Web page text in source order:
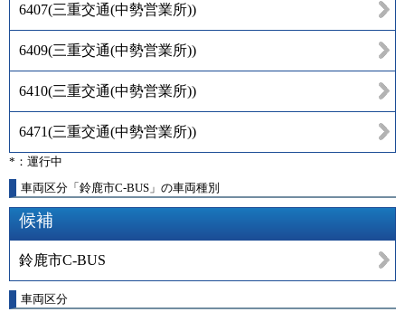
6407(三重交通(中勢営業所))
6409(三重交通(中勢営業所))
6410(三重交通(中勢営業所))
6471(三重交通(中勢営業所))
*：運行中
車両区分「鈴鹿市C-BUS」の車両種別
候補
鈴鹿市C-BUS
車両区分